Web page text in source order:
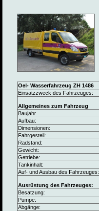
Oel- Wasserfahrzeug ZH 1486
Einsatzzweck des Fahrzeuges:
Allgemeines zum Fahrzeug
Baujahr
Aufbau:
Dimensionen:
Fahrgestell:
Radstand:
Gewicht:
Getriebe:
Tankinhalt:
Auf- und Ausbau des Fahrzeuges:
Ausrüstung des Fahrzeuges:
Besatzung:
Pumpe:
Abgänge: